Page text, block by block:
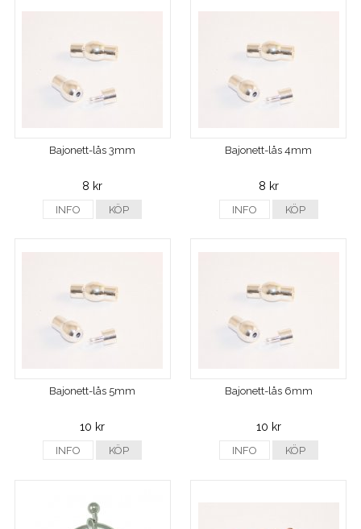
Bajonett-lås 3mm
8 kr
INFO KÖP
Bajonett-lås 4mm
8 kr
INFO KÖP
Bajonett-lås 5mm
10 kr
INFO KÖP
Bajonett-lås 6mm
10 kr
INFO KÖP